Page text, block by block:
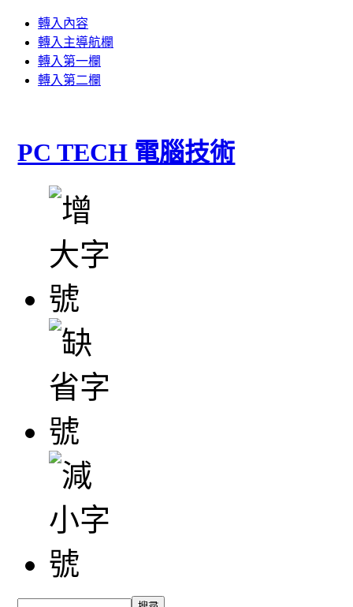
轉入內容
轉入主導航欄
轉入第一欄
轉入第二欄
PC TECH 電腦技術